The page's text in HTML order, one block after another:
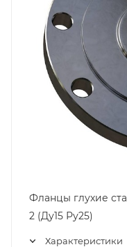
Фланцы глухие
2 (Ду15 Ру25)
Характеристики